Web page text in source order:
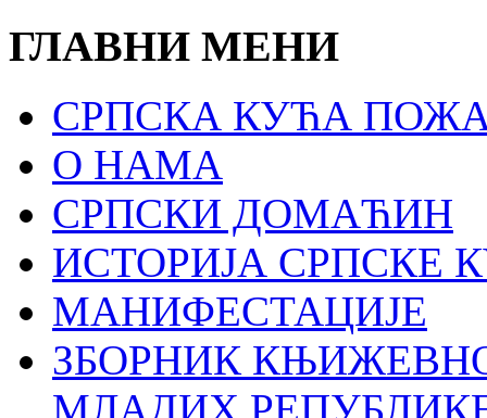
ГЛАВНИ МЕНИ
СРПСКА КУЋА
О НАМА
СРПСКИ ДОМАЋИН
ИСТОРИЈА СРПСКЕ
МАНИФЕСТАЦИЈЕ
ЗБОРНИК